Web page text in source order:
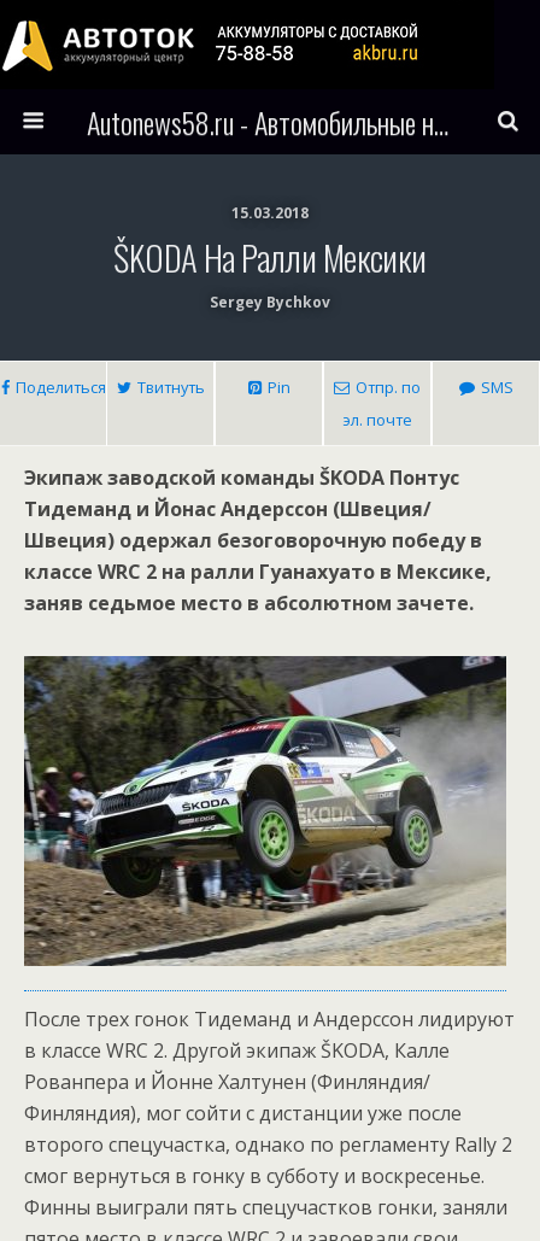
Autonews58.ru - Автомобильные новости Пензы и всего мира
15.03.2018
ŠKODA На Ралли Мексики
Sergey Bychkov
Поделиться Твитнуть Pin
Отпр. по
эл. почте
SMS
Экипаж заводской команды ŠKODA Понтус
Тидеманд и Йонас Андерссон (Швеция/
Швеция) одержал безоговорочную победу в
классе WRC 2 на ралли Гуанахуато в Мексике,
заняв седьмое место в абсолютном зачете.
После трех гонок Тидеманд и Андерссон лидируют
в классе WRC 2. Другой экипаж ŠKODA, Калле
Рованпера и Йонне Халтунен (Финляндия/
Финляндия), мог сойти с дистанции уже после
второго спецучастка, однако по регламенту Rally 2
смог вернуться в гонку в субботу и воскресенье.
Финны выиграли пять спецучастков гонки, заняли